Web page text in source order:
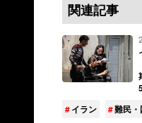
関連記事
イラン
難民